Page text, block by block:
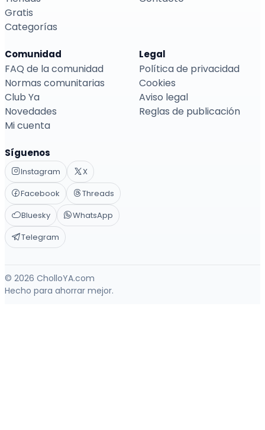
Gratis
Categorías
Comunidad
FAQ de la comunidad
Normas comunitarias
Club Ya
Novedades
Mi cuenta
Legal
Política de privacidad
Cookies
Aviso legal
Reglas de publicación
Síguenos
Instagram
X
Facebook
Threads
Bluesky
WhatsApp
Telegram
© 2026 CholloYA.com
Hecho para ahorrar mejor.